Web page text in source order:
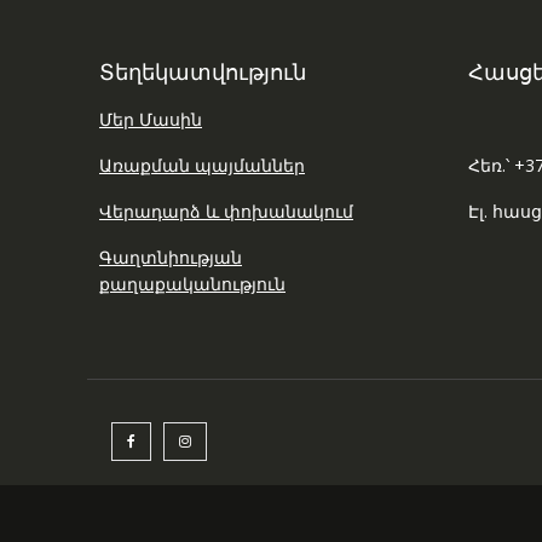
Տեղեկատվություն
Մեր Մասին
Առաքման պայմաններ
Վերադարձ և փոխանակում
Գաղտնիության
քաղաքականություն
Հեռ.՝
Էլ.